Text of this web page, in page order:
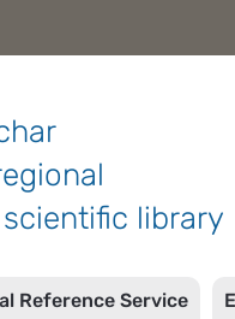
library
Reference Service